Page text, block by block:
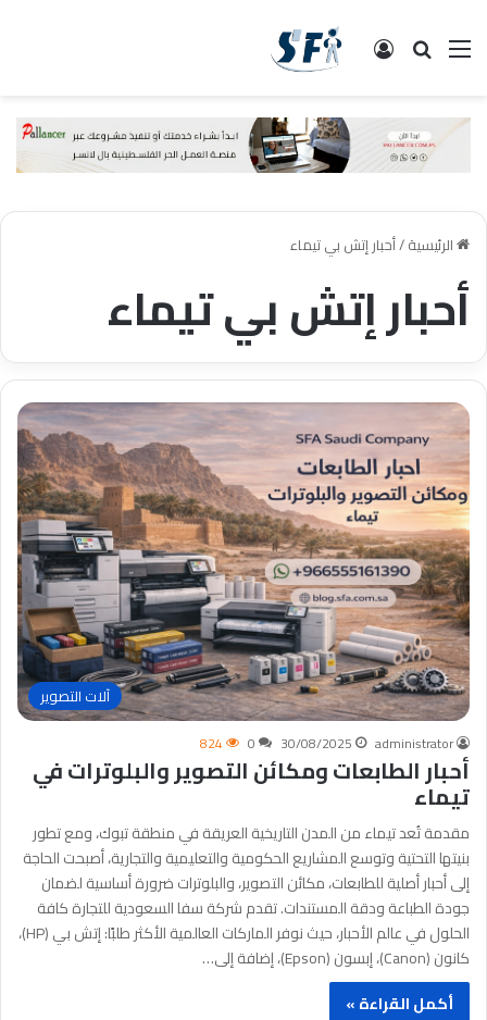
القائمة البحث تسجيل الدخول
الرئيسية/أحبار إتش بي تيماء
أحبار إتش بي تيماء
آلات التصوير
administrator
30/08/2025
0
824
أحبار الطابعات ومكائن التصوير والبلوترات في
تيماء
مقدمة تُعد تيماء من المدن التاريخية العريقة في منطقة تبوك، ومع تطور
بنيتها التحتية وتوسع المشاريع الحكومية والتعليمية والتجارية، أصبحت الحاجة
إلى أحبار أصلية للطابعات، مكائن التصوير، والبلوترات ضرورة أساسية لضمان
جودة الطباعة ودقة المستندات. تقدم شركة سفا السعودية للتجارة كافة
الحلول في عالم الأحبار، حيث نوفر الماركات العالمية الأكثر طلبًا: إتش بي (HP)،
كانون (Canon)، إبسون (Epson)، إضافة إلى…
أكمل القراءة »